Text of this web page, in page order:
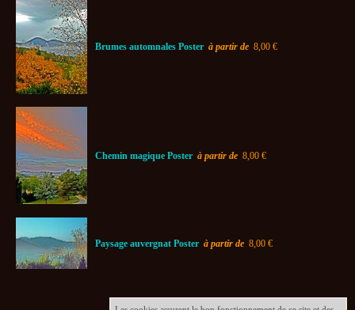
Brumes automnales Poster à partir de 8,00 €
Chemin magique Poster à partir de 8,00 €
Paysage auvergnat Poster à partir de 8,00 €